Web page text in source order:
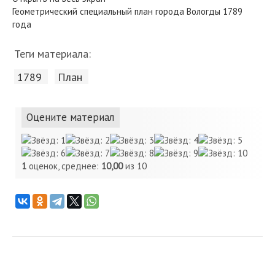
Геометрический специальный план города Вологды 1789
года
Теги материала:
1789 План
Оцените материал
1 оценок, среднее: 10,00из 10